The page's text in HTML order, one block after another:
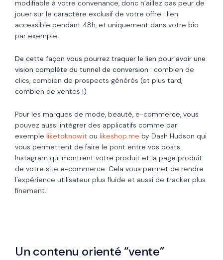
modifiable à votre convenance, donc n’aillez pas peur de
jouer sur le caractère exclusif de votre offre : lien
accessible pendant 48h, et uniquement dans votre bio
par exemple.
De cette façon vous pourrez traquer le lien pour avoir une
vision complète du tunnel de conversion : combien de
clics, combien de prospects générés (et plus tard,
combien de ventes !)
Pour les marques de mode, beauté, e-commerce, vous
pouvez aussi intégrer des applicatifs comme par
exemple liketoknow.it ou likeshop.me by Dash Hudson qui
vous permettent de faire le pont entre vos posts
Instagram qui montrent votre produit et la page produit
de votre site e-commerce. Cela vous permet de rendre
l'expérience utilisateur plus fluide et aussi de tracker plus
finement.
Un contenu orienté “vente”